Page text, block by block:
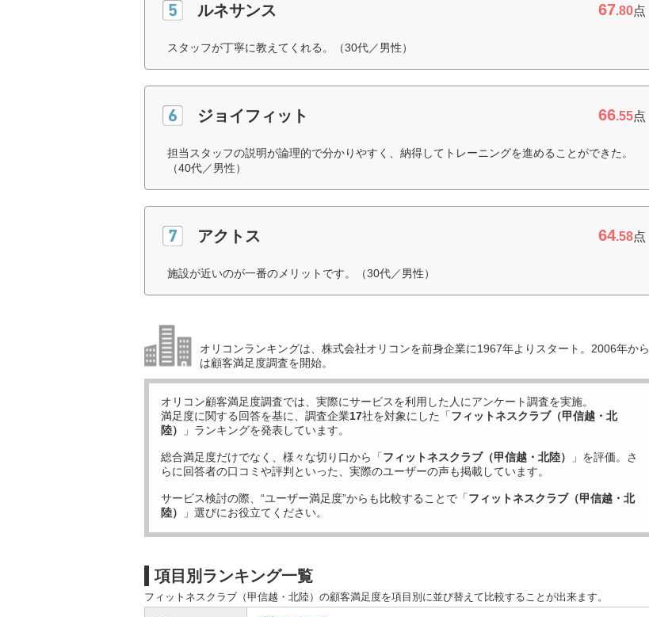
ルネサンス 67.80点
スタッフが丁寧に教えてくれる。（30代／男性）
ジョイフィット 66.55点
担当スタッフの説明が論理的で分かりやすく、納得してトレーニングを進めることができた。
（40代／男性）
アクトス 64.58点
施設が近いのが一番のメリットです。（30代／男性）
オリコンランキングは、株式会社オリコンを前身企業に1967年よりスタート。2006年から
は顧客満足度調査を開始。
オリコン顧客満足度調査では、実際にサービスを利用した 人にアンケート調査を実施。
満足度に関する回答を基に、調査企業17社を対象にした「フィットネスクラブ（甲信越・北
陸）
」ランキングを発表しています。
総合満足度だけでなく、様々な切り口から「フィットネスクラブ（甲信越・北陸）
」を評価。さ
らに回答者の口コミや評判といった、実際のユーザーの声も掲載しています。
サービス検討の際、“ユーザー満足度”からも比較することで「フィットネスクラブ（甲信越・北
陸）
」選びにお役立てください。
項目別ランキング一覧
フィットネスクラブ（甲信越・北陸）の顧客満足度を項目別に並び替えて比較することが出来ます。